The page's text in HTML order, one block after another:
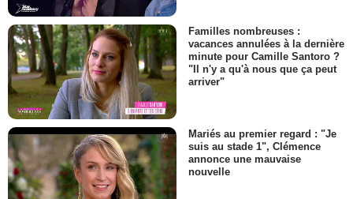
Familles nombreuses :
vacances annulées à la dernière
minute pour Camille Santoro ?
"Il n'y a qu'à nous que ça peut
arriver"
Mariés au premier regard : "Je
suis au stade 1", Clémence
annonce une mauvaise
nouvelle